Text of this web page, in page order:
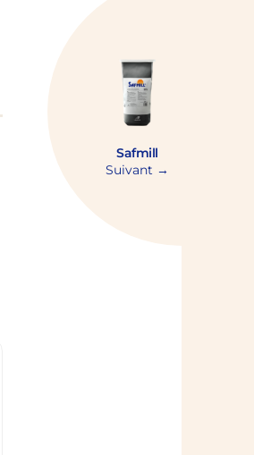
Suivant →
Safmill